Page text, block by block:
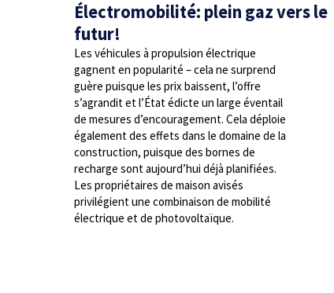
Électromobilité: plein gaz vers le
futur!
Les véhicules à propulsion électrique
gagnent en popularité – cela ne surprend
guère puisque les prix baissent, l’offre
s’agrandit et l’État édicte un large éventail
de mesures d’encouragement. Cela déploie
également des effets dans le domaine de la
construction, puisque des bornes de
recharge sont aujourd’hui déjà planifiées.
Les propriétaires de maison avisés
privilégient une combinaison de mobilité
électrique et de photovoltaïque.